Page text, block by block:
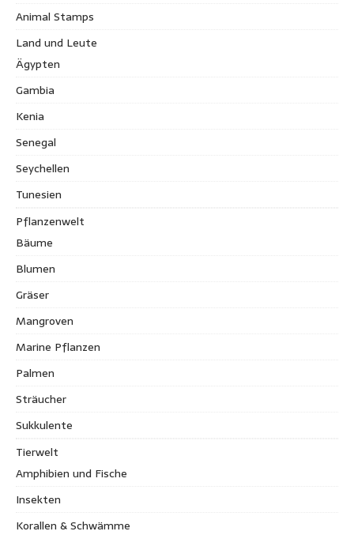
Animal Stamps
Land und Leute
Ägypten
Gambia
Kenia
Senegal
Seychellen
Tunesien
Pflanzenwelt
Bäume
Blumen
Gräser
Mangroven
Marine Pflanzen
Palmen
Sträucher
Sukkulente
Tierwelt
Amphibien und Fische
Insekten
Korallen & Schwämme